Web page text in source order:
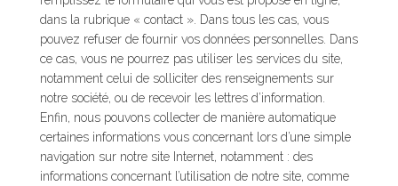
dans la rubrique « contact ». Dans tous les cas, vous
pouvez refuser de fournir vos données personnelles. Dans
ce cas, vous ne pourrez pas utiliser les services du site,
notamment celui de solliciter des renseignements sur
notre société, ou de recevoir les lettres d’information.
Enfin, nous pouvons collecter de manière automatique
certaines informations vous concernant lors d’une simple
navigation sur notre site Internet, notamment : des
informations concernant l’utilisation de notre site, comme